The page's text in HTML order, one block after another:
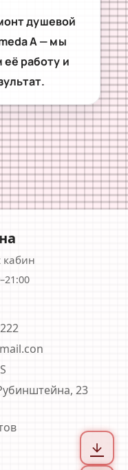
душевой
A — мы
работу и
23
arrow_downward